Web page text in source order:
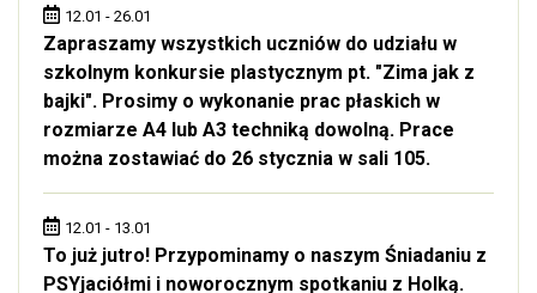
12.01 - 26.01
Zapraszamy wszystkich uczniów do udziału w
szkolnym konkursie plastycznym pt. "Zima jak z
bajki". Prosimy o wykonanie prac płaskich w
rozmiarze A4 lub A3 techniką dowolną. Prace
można zostawiać do 26 stycznia w sali 105.
12.01 - 13.01
To już jutro! Przypominamy o naszym Śniadaniu z
PSYjaciółmi i noworocznym spotkaniu z Holką.